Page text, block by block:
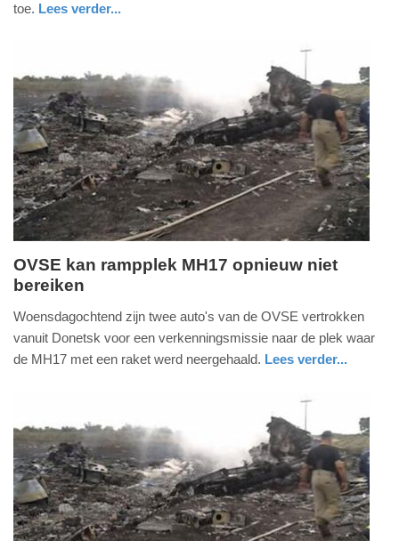
Update:
09-
04-
2025
09:10
toe. Lees verder...
woensdag,
Update:
09-
04-
2025
09:10
OVSE kan rampplek MH17 opnieuw niet
bereiken
Woensdagochtend zijn twee auto's van de OVSE vertrokken
vanuit Donetsk voor een verkenningsmissie naar de plek waar
de MH17 met een raket werd neergehaald. Lees verder...